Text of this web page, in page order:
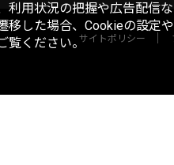
サイトポリシー
利用状況の把握や広告配信
移した場合、Cookieの設定
覧ください。